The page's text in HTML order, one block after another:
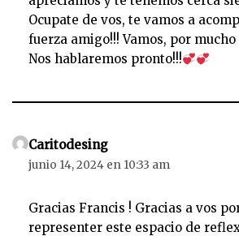
Ocupate de vos, te vamos a
fuerza amigo!!! Vamos, por mucho
Nos hablaremos pronto!!!
Caritodesing
junio 14, 2024 en 10:33 am
Gracias Francis ! Gracias a vos
representer este espacio de